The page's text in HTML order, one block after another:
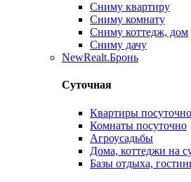
Сниму квартиру
Сниму комнату
Сниму коттедж, дом
Сниму дачу
NewRealt.Бронь
Суточная
Квартиры посуточно
Комнаты посуточно
Агроусадьбы
Дома, коттеджи на
Базы отдыха,